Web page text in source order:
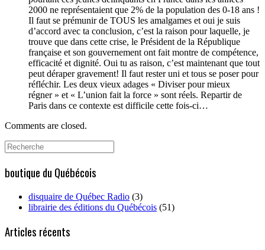
2000 ne représentaient que 2% de la population des 0-18 ans !
Il faut se prémunir de TOUS les amalgames et oui je suis
d’accord avec ta conclusion, c’est la raison pour laquelle, je
trouve que dans cette crise, le Président de la République
française et son gouvernement ont fait montre de compétence,
efficacité et dignité. Oui tu as raison, c’est maintenant que tout
peut déraper gravement! Il faut rester uni et tous se poser pour
réfléchir. Les deux vieux adages « Diviser pour mieux
régner » et « L’union fait la force » sont réels. Repartir de
Paris dans ce contexte est difficile cette fois-ci…
Comments are closed.
Search
for:
boutique du Québécois
disquaire de Québec Radio (3)
librairie des éditions du Québécois (51)
Articles récents